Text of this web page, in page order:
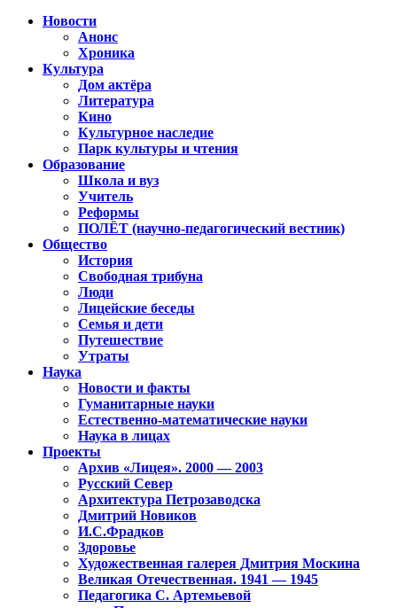
Новости
Анонс
Хроника
Культура
Дом актёра
Литература
Кино
Культурное наследие
Парк культуры и чтения
Образование
Школа и вуз
Учитель
Реформы
ПОЛЁТ (научно-педагогический вестник)
Общество
История
Свободная трибуна
Люди
Лицейские беседы
Семья и дети
Путешествие
Утраты
Наука
Новости и факты
Гуманитарные науки
Естественно-математические науки
Наука в лицах
Проекты
Архив «Лицея». 2000 — 2003
Русский Север
Архитектура Петрозаводска
Дмитрий Новиков
И.С.Фрадков
Здоровье
Художественная галерея Дмитрия Москина
Великая Отечественная. 1941 — 1945
Педагогика С. Артемьевой